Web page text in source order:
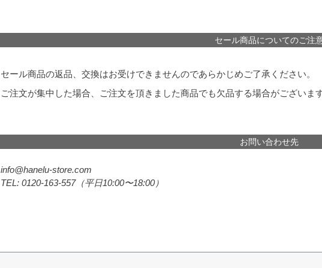
セール商品についてのご注
セール商品の返品、交換はお受けできませんのであらかじめご了承ください。
ご注文が集中した場合、ご注文を頂きました商品でも欠品する場合がございま
お問い合わせ先
info@hanelu-store.com
0120-163-557（平日10:00〜18:00）